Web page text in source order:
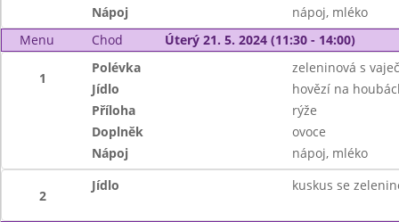
Nápoj
nápoj, mléko
Menu
Chod Úterý 21. 5. 2024 (11:30 - 14:00)
1
Polévka
zeleninová s
Jídlo
hovězí na
Příloha
rýže
Doplněk
ovoce
Nápoj
nápoj, mléko
2
Jídlo kuskus se